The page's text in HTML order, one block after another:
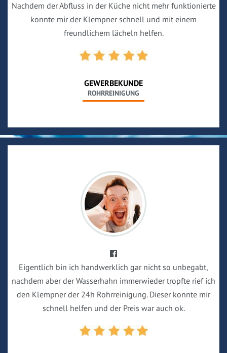
Nachdem der Abfluss in der Küche nicht mehr funktionierte
konnte mir der Klempner schnell und mit einem
freundlichem lächeln helfen.
GEWERBEKUNDE
ROHRREINIGUNG
Eigentlich bin ich handwerklich gar nicht so unbegabt,
nachdem aber der Wasserhahn immerwieder tropfte rief ich
den Klempner der 24h Rohrreinigung. Dieser konnte mir
schnell helfen und der Preis war auch ok.